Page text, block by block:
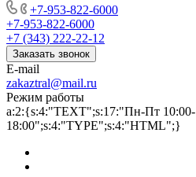
+7-953-822-6000
+7-953-822-6000
+7 (343) 222-22-12
Заказать звонок
E-mail
zakaztral@mail.ru
Режим работы
a:2:{s:4:"TEXT";s:17:"Пн-Пт 10:00-
18:00";s:4:"TYPE";s:4:"HTML";}